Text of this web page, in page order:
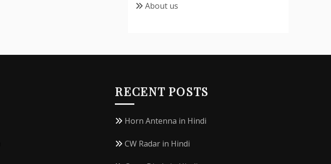
About us
RECENT POSTS
Horn Antenna in Hindi
CW Radar in Hindi